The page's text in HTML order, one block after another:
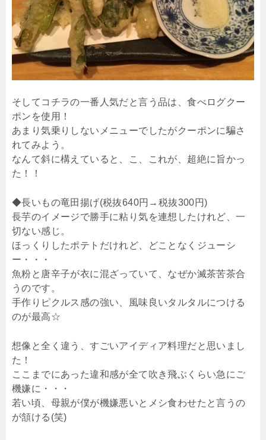
そしてコチラの一番人気だと言う品は、食べログクー
ポンを使用！
あまり気乗りしないメニューでしたがクーポンに騙さ
れてみよう。
なんて斜に構えていると、こ、これが、超絶に旨かっ
た！！
◆長いもの竜田揚げ(税抜640円→税抜300円)
長芋のイメージで勝手に粘り気を連想したけれど、一
切ない感じ。
ほっくりしたポテトだけれど、どことなくジューシ
ー・・・
魚粉と唐辛子が衣に混ざっていて、なぜか滅茶苦茶合
うのです。
手作りピクルス感の強い、風味良いタルタルにつける
のが最高☆
想像と全く違う、すごいアイディア料理だと思いまし
た！
ここまでにあった違和感が全て吹き飛ぶくらい急にご
機嫌に・・・
若い頃、母親が僕が機嫌悪いとメシ食わせたと言うの
が頷ける(笑)